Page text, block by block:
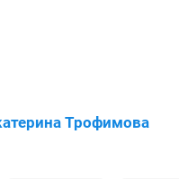
Трофимова